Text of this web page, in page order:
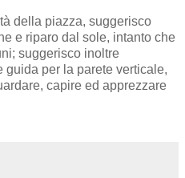
della piazza, suggerisco
e riparo dal sole, intanto che
suggerisco inoltre
guida per la parete verticale,
capire ed apprezzare